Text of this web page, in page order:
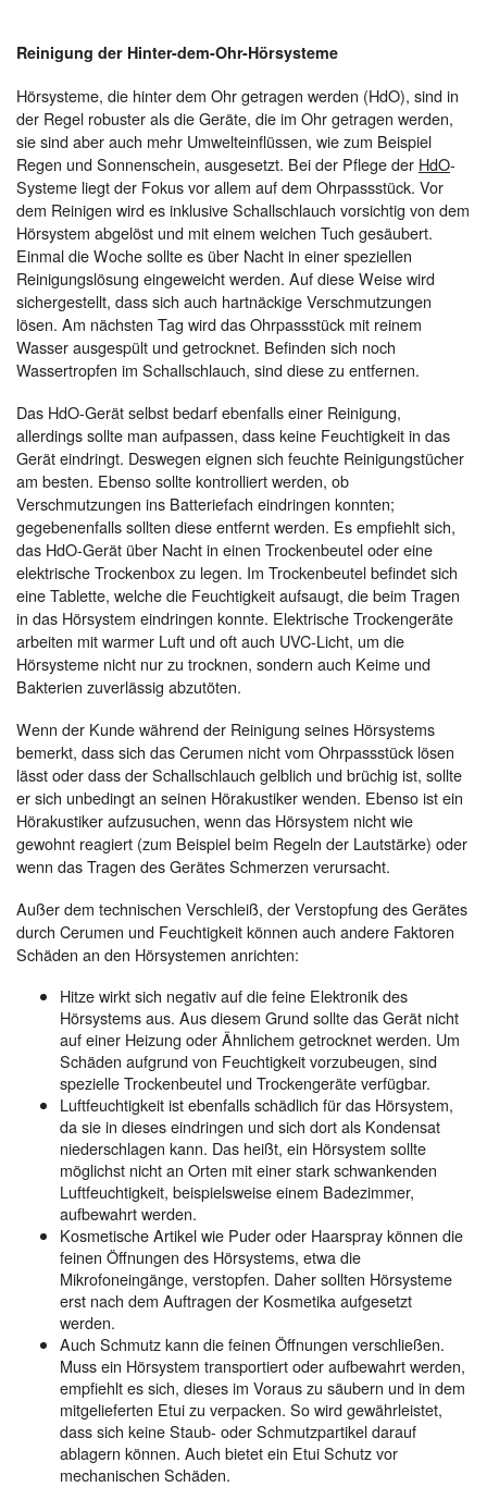
Reinigung der Hinter-dem-Ohr-Hörsysteme
Hörsysteme, die hinter dem Ohr getragen werden (HdO), sind in
der Regel robuster als die Geräte, die im Ohr getragen werden,
sie sind aber auch mehr Umwelteinflüssen, wie zum Beispiel
Regen und Sonnenschein, ausgesetzt. Bei der Pflege der HdO-
Systeme liegt der Fokus vor allem auf dem Ohrpassstück. Vor
dem Reinigen wird es inklusive Schallschlauch vorsichtig von dem
Hörsystem abgelöst und mit einem weichen Tuch gesäubert.
Einmal die Woche sollte es über Nacht in einer speziellen
Reinigungslösung eingeweicht werden. Auf diese Weise wird
sichergestellt, dass sich auch hartnäckige Verschmutzungen
lösen. Am nächsten Tag wird das Ohrpassstück mit reinem
Wasser ausgespült und getrocknet. Befinden sich noch
Wassertropfen im Schallschlauch, sind diese zu entfernen.
Das HdO-Gerät selbst bedarf ebenfalls einer Reinigung,
allerdings sollte man aufpassen, dass keine Feuchtigkeit in das
Gerät eindringt. Deswegen eignen sich feuchte Reinigungstücher
am besten. Ebenso sollte kontrolliert werden, ob
Verschmutzungen ins Batteriefach eindringen konnten;
gegebenenfalls sollten diese entfernt werden. Es empfiehlt sich,
das HdO-Gerät über Nacht in einen Trockenbeutel oder eine
elektrische Trockenbox zu legen. Im Trockenbeutel befindet sich
eine Tablette, welche die Feuchtigkeit aufsaugt, die beim Tragen
in das Hörsystem eindringen konnte. Elektrische Trockengeräte
arbeiten mit warmer Luft und oft auch UVC-Licht, um die
Hörsysteme nicht nur zu trocknen, sondern auch Keime und
Bakterien zuverlässig abzutöten.
Wenn der Kunde während der Reinigung seines Hörsystems
bemerkt, dass sich das Cerumen nicht vom Ohrpassstück lösen
lässt oder dass der Schallschlauch gelblich und brüchig ist, sollte
er sich unbedingt an seinen Hörakustiker wenden. Ebenso ist ein
Hörakustiker aufzusuchen, wenn das Hörsystem nicht wie
gewohnt reagiert (zum Beispiel beim Regeln der Lautstärke) oder
wenn das Tragen des Gerätes Schmerzen verursacht.
Außer dem technischen Verschleiß, der Verstopfung des Gerätes
durch Cerumen und Feuchtigkeit können auch andere Faktoren
Schäden an den Hörsystemen anrichten:
Hitze wirkt sich negativ auf die feine Elektronik des
Hörsystems aus. Aus diesem Grund sollte das Gerät nicht
auf einer Heizung oder Ähnlichem getrocknet werden. Um
Schäden aufgrund von Feuchtigkeit vorzubeugen, sind
spezielle Trockenbeutel und Trockengeräte verfügbar.
Luftfeuchtigkeit ist ebenfalls schädlich für das Hörsystem,
da sie in dieses eindringen und sich dort als Kondensat
niederschlagen kann. Das heißt, ein Hörsystem sollte
möglichst nicht an Orten mit einer stark schwankenden
Luftfeuchtigkeit, beispielsweise einem Badezimmer,
aufbewahrt werden.
Kosmetische Artikel wie Puder oder Haarspray können die
feinen Öffnungen des Hörsystems, etwa die
Mikrofoneingänge, verstopfen. Daher sollten Hörsysteme
erst nach dem Auftragen der Kosmetika aufgesetzt
werden.
Auch Schmutz kann die feinen Öffnungen verschließen.
Muss ein Hörsystem transportiert oder aufbewahrt werden,
empfiehlt es sich, dieses im Voraus zu säubern und in dem
mitgelieferten Etui zu verpacken. So wird gewährleistet,
dass sich keine Staub- oder Schmutzpartikel darauf
ablagern können. Auch bietet ein Etui Schutz vor
mechanischen Schäden.